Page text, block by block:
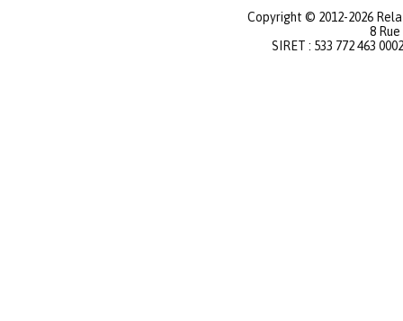
Copyright © 2012-2026
8
SIRET : 533 772 463